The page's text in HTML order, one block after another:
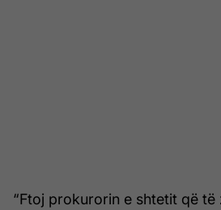
“Ftoj prokurorin e shtetit që të